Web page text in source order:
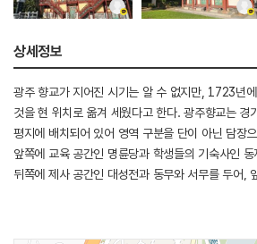
상세정보
광주 향교가 지어진 시기는 알 수 없지만, 1723년
것을 현 위치로 옮겨 세웠다고 한다. 광주향교는 경
평지에 배치되어 있어 영역 구분을 단이 아닌 담장
앞쪽에 교육 공간인 명륜당과 학생들의 기숙사인 동
뒤쪽에 제사 공간인 대성전과 동무와 서무를 두어,
뒤에는 제사하는 공간을 두고 있다. 대성전은 앞면
5칸, 옆면 2칸의 규모로, 지붕은 옆에서 볼 때 (여덟